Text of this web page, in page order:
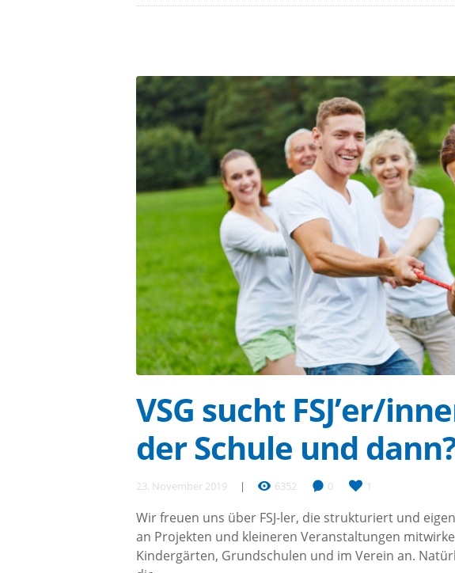
VSG sucht FSJ’er/
der Schule und
23. November 2019 6352 0 1
Wir freuen uns über FSJ-ler, die strukturiert und
an Projekten und kleineren Veranstaltungen
Kindergärten, Grundschulen und im Verein an.